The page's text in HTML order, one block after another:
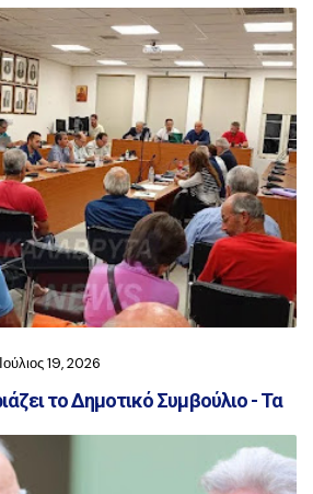
Ιούλιος 19, 2026
το Δημοτικό Συμβούλιο - Τα